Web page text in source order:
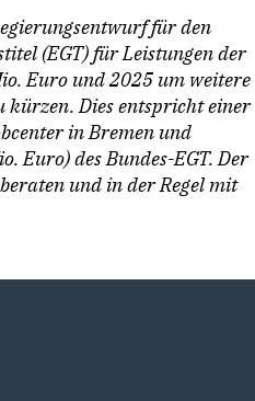
für den
(EGT) für Leistungen der
Euro und 2025 um weitere
kürzen. Dies entspricht einer
in Bremen und
Euro) des Bundes-EGT. Der
und in der Regel mit